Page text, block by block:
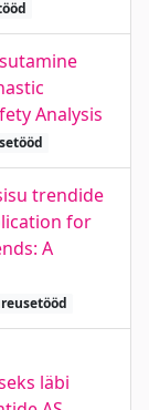
Analysis
trendide
for
A
läbi